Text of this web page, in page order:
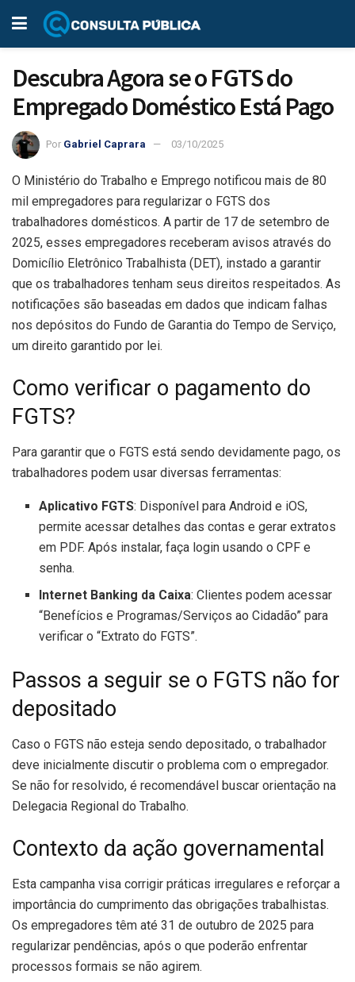
Descubra Agora se o FGTS do
Empregado Doméstico Está Pago
Por Gabriel Caprara 03/10/2025
O Ministério do Trabalho e Emprego notificou mais de 80
mil empregadores para regularizar o FGTS dos
trabalhadores domésticos. A partir de 17 de setembro de
2025, esses empregadores receberam avisos através do
Domicílio Eletrônico Trabalhista (DET), instado a garantir
que os trabalhadores tenham seus direitos respeitados. As
notificações são baseadas em dados que indicam falhas
nos depósitos do Fundo de Garantia do Tempo de Serviço,
um direito garantido por lei.
Como verificar o pagamento do
FGTS?
Para garantir que o FGTS está sendo devidamente pago, os
trabalhadores podem usar diversas ferramentas:
Aplicativo FGTS: Disponível para Android e iOS,
permite acessar detalhes das contas e gerar extratos
em PDF. Após instalar, faça login usando o CPF e
senha.
Internet Banking da Caixa: Clientes podem acessar
“Benefícios e Programas/Serviços ao Cidadão” para
verificar o “Extrato do FGTS”.
Passos a seguir se o FGTS não for
depositado
Caso o FGTS não esteja sendo depositado, o trabalhador
deve inicialmente discutir o problema com o empregador.
Se não for resolvido, é recomendável buscar orientação na
Delegacia Regional do Trabalho.
Contexto da ação governamental
Esta campanha visa corrigir práticas irregulares e reforçar a
importância do cumprimento das obrigações trabalhistas.
Os empregadores têm até 31 de outubro de 2025 para
regularizar pendências, após o que poderão enfrentar
processos formais se não agirem.